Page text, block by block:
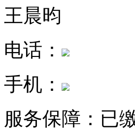
王晨昀
电话：
手机：
服务保障： 已